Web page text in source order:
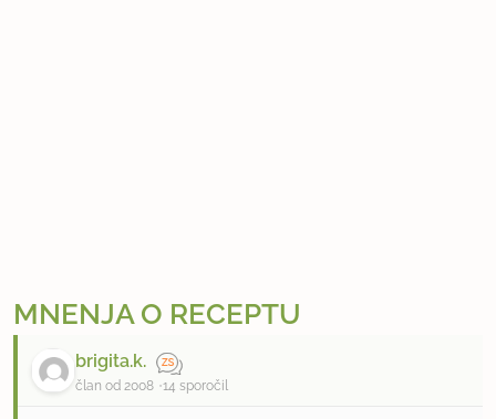
MNENJA O RECEPTU
brigita.k.
član od 2008 14 sporočil